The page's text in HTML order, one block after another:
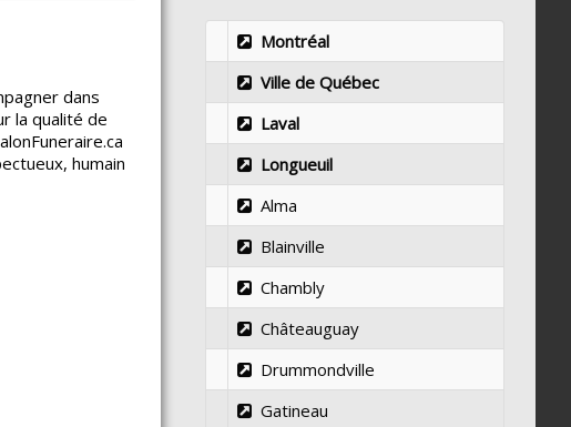
dans
la qualité de
humain
Montréal
Ville de Québec
Laval
Longueuil
Alma
Blainville
Chambly
Châteauguay
Drummondville
Gatineau